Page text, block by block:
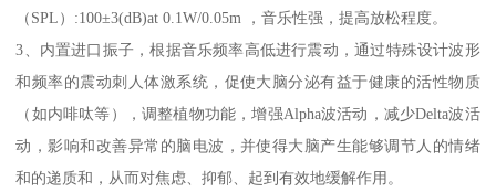
（SPL）:100±3(dB)at 0.1W/0.05m ，音乐性强，提高放松程度。
3、内置进口振子，根据音乐频率高低进行震动，通过特殊设计波形
和频率的震动刺人体激系统，促使大脑分泌有益于健康的活性物质
（如内啡呔等），调整植物功能，增强Alpha波活动，减少Delta波活
动，影响和改善异常的脑电波，并使得大脑产生能够调节人的情绪
和的递质和，从而对焦虑、抑郁、起到有效地缓解作用。